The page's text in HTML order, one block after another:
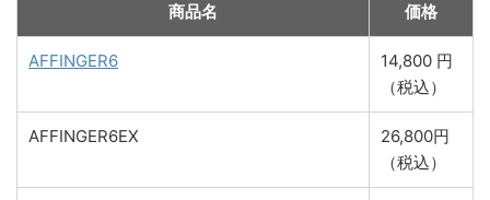
商品名 価格
AFFINGER6
14,800 円
（税込）
AFFINGER6EX
26,800円
（税込）